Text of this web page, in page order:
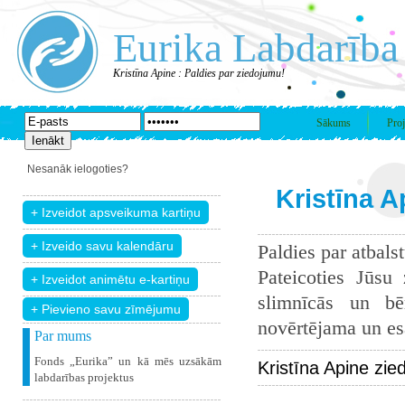
Eurika Labdarība
Kristīna Apine : Paldies par ziedojumu!
Sākums
Nesanāk ielogoties?
+ Pievieno savu zīmējumu
Par mums
Fonds „Eurika” un kā mēs uzsākām
labdarības projektus
Kristīna
Paldies par
Pateicoties
slimnīcās un
novērtējama un
Kristīna Apine